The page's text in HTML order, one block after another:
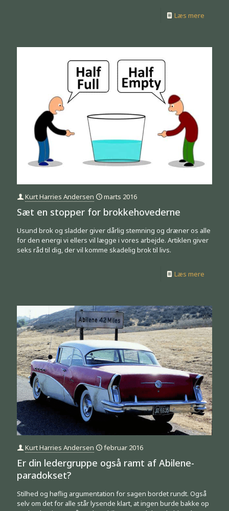
Læs mere
Kurt Harries Andersen marts 2016
Sæt en stopper for brokkehovederne
Usund brok og sladder giver dårlig stemning og dræner os alle
for den energi vi ellers vil lægge i vores arbejde. Artiklen giver
seks råd til dig, der vil komme skadelig brok til livs.
Læs mere
Kurt Harries Andersen februar 2016
Er din ledergruppe også ramt af Abilene-
paradokset?
Stilhed og høflig argumentation for sagen bordet rundt. Også
selv om det for alle står lysende klart, at ingen burde bakke op